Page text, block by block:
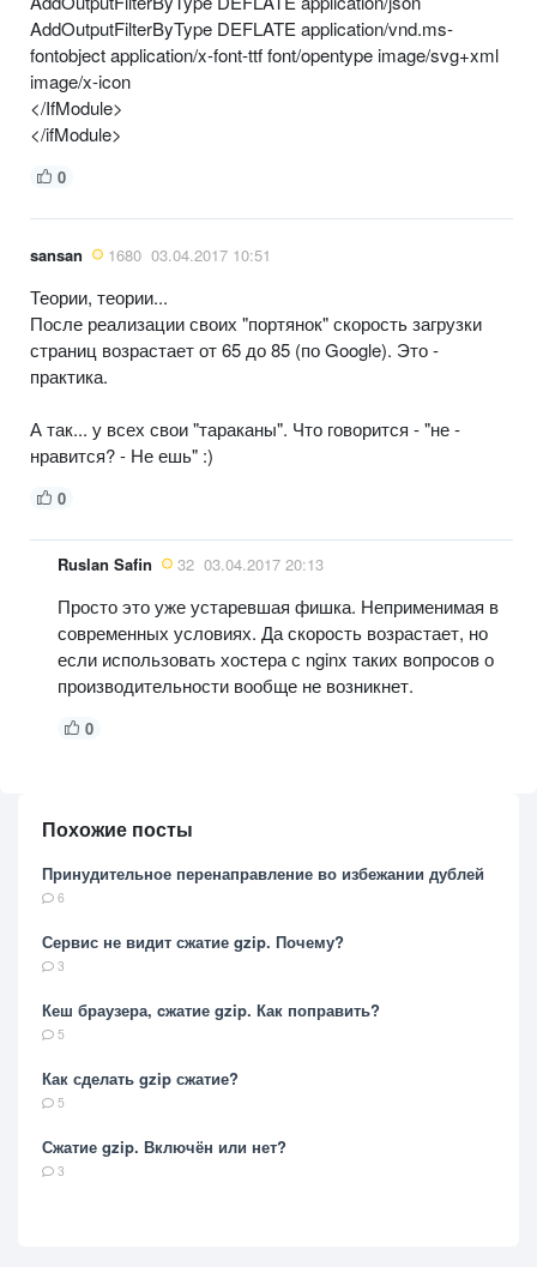
AddOutputFilterByType DEFLATE application/vnd.ms-
fontobject application/x-font-ttf font/opentype image/svg+xml
image/x-icon
</IfModule>
</ifModule>
0
sansan 1680 03.04.2017 10:51
Теории, теории...
После реализации своих "портянок" скорость загрузки
страниц возрастает от 65 до 85 (по Google). Это -
практика.
А так... у всех свои "тараканы". Что говорится - "не -
нравится? - Не ешь" :)
0
Ruslan Safin 32 03.04.2017 20:13
Просто это уже устаревшая фишка. Неприменимая в
современных условиях. Да скорость возрастает, но
если использовать хостера с nginx таких вопросов о
производительности вообще не возникнет.
0
Похожие посты
Принудительное перенаправление во избежании дублей
6
Сервис не видит сжатие gzip. Почему?
3
Кеш браузера, cжатие gzip. Как поправить?
5
Как сделать gzip сжатие?
5
Сжатие gzip. Включён или нет?
3